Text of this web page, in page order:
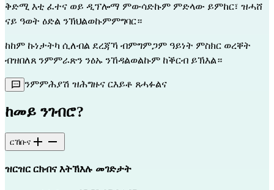
ቅድሚ እቲ ፈተና ወይ ዲፕሎማ ምውሳድኩም ምድላው ይምከር፣ ዝሓሸ
ናይ ዓወት ዕድል ንኽህልወኩምምግባር።
ከከም ኩነታትካ ሲለብል ደረጃኻ ብምግምጋም ዓይነት ምስክር ወረቐት
ብዝበለጸ ንምምራጽን ንዕኡ ንኸዳልወልኩም ከቕርብ ይኽእል።
ንምምሕያሽ ዝሕግዙና ርእይቶ ጸሓፉልና
ከመይ ንገብሮ?
ርኸቡና
ዝርዝር ርክብና እትኽእሉ መገድታት